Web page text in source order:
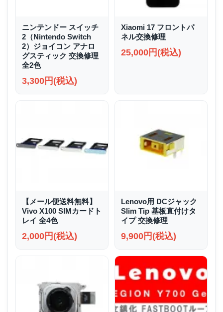
ニンテンドー スイッチ
2（Nintendo Switch
2）ジョイコン アナロ
グスティック 交換修理
全2色
3,300円(税込)
Xiaomi 17 フロントパ
ネル交換修理
25,000円(税込)
【メール便送料無料】
Vivo X100 SIMカードト
レイ 全4色
2,000円(税込)
Lenovo用 DCジャック
Slim Tip 基板直付けタ
イプ 交換修理
9,900円(税込)